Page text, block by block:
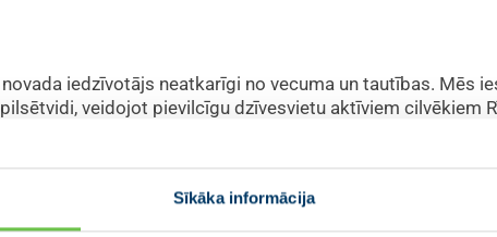
Sīkāka informācija
iedzīvotājs neatkarīgi no vecuma un tautības. Mēs
veidojot pievilcīgu dzīvesvietu aktīviem cilvēkiem
kā vispārējās labklājības pieauguma avotu. Mūsu
pārbaudījumu priekšā. Palielināsim sociālās aprūpes un